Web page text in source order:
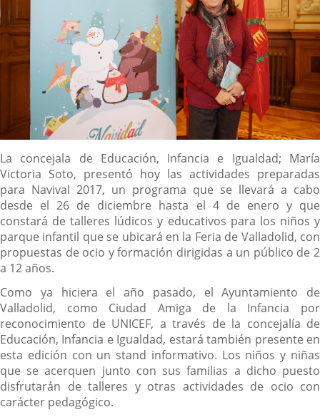
Descripción
La concejala de Educación, Infancia e Igualdad; María
Victoria Soto, presentó hoy las actividades preparadas
para Navival 2017, un programa que se llevará a cabo
desde el 26 de diciembre hasta el 4 de enero y que
constará de talleres lúdicos y educativos para los niños y
parque infantil que se ubicará en la Feria de Valladolid, con
propuestas de ocio y formación dirigidas a un público de 2
a 12 años.
Como ya hiciera el año pasado, el Ayuntamiento de
Valladolid, como Ciudad Amiga de la Infancia por
reconocimiento de UNICEF, a través de la concejalía de
Educación, Infancia e Igualdad, estará también presente en
esta edición con un stand informativo. Los niños y niñas
que se acerquen junto con sus familias a dicho puesto
disfrutarán de talleres y otras actividades de ocio con
carácter pedagógico.